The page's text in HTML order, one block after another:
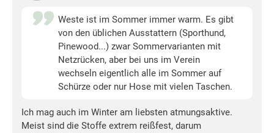
Weste ist im Sommer immer warm. Es gibt
von den üblichen Ausstattern (Sporthund,
Pinewood...) zwar Sommervarianten mit
Netzrücken, aber bei uns im Verein
wechseln eigentlich alle im Sommer auf
Schürze oder nur Hose mit vielen Taschen.
Ich mag auch im Winter am liebsten atmungsaktive.
Meist sind die Stoffe extrem reißfest, darum